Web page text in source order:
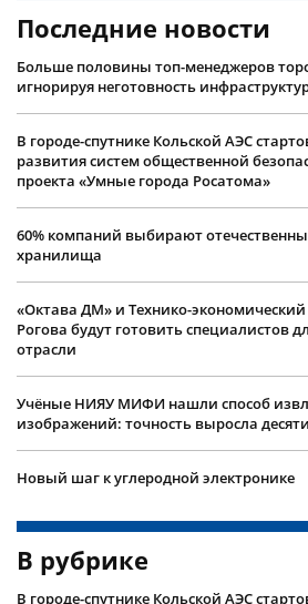
Последние новости
Больше половины топ-менеджеров
игнорируя неготовность
В городе-спутнике Кольской АЭС
развития систем общественной
проекта «Умные города Росатома»
60% компаний выбирают
хранилища
«Октава ДМ» и Технико-
Рогова будут готовить специалистов
отрасли
Учëные НИЯУ МИФИ нашли способ
изображений: точность выросла
Новый шаг к углеродной электронике
В рубрике
В городе-спутнике Кольской АЭС